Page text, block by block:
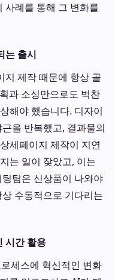
사례를 통해 그 변화를
는 출시
지 제작 때문에 항상 골
과 소싱만으로도 벅찬
해야 했습니다. 디자이
을 반복했고, 결과물의
세페이지 제작이 지연
는 일이 잦았고, 이는
팀은 신상품이 나와야
수동적으로 기다리는
시간 활용
세스에 혁신적인 변화